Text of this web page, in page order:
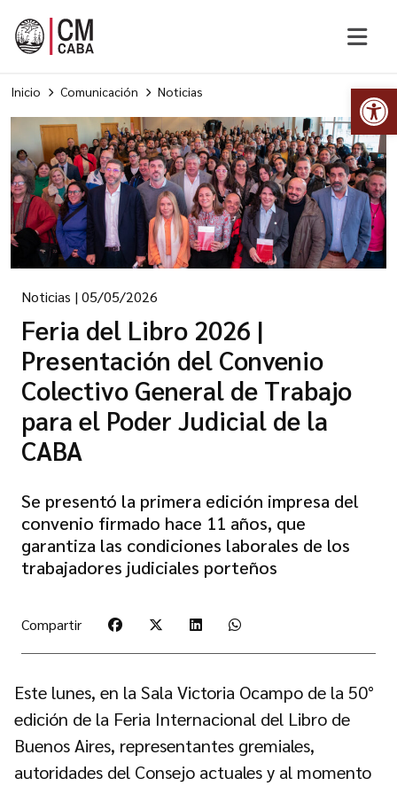
Inicio Comunicación Noticias
Noticias | 05/05/2026
Feria del Libro 2026 |
Presentación del Convenio
Colectivo General de Trabajo
para el Poder Judicial de la
CABA
Se presentó la primera edición impresa del
convenio firmado hace 11 años, que
garantiza las condiciones laborales de los
trabajadores judiciales porteños
Compartir
Este lunes, en la Sala Victoria Ocampo de la 50°
edición de la Feria Internacional del Libro de
Buenos Aires, representantes gremiales,
autoridades del Consejo actuales y al momento